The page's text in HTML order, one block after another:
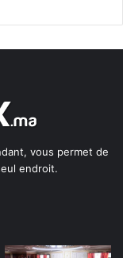
vous permet de
endroit.